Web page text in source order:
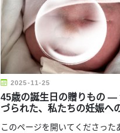
2025-11-25
45歳の誕生日の贈りもの ―
づられた、私たちの妊娠へ
このページを開いてくださった